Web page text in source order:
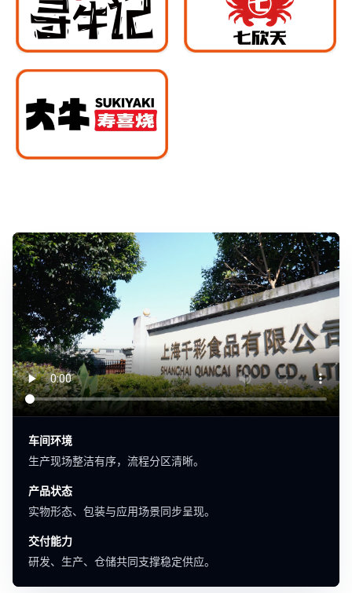
车间环境
生产现场整洁有序，流程分区清晰。
产品状态
实物形态、包装与应用场景同步呈现。
交付能力
研发、生产、仓储共同支撑稳定供应。